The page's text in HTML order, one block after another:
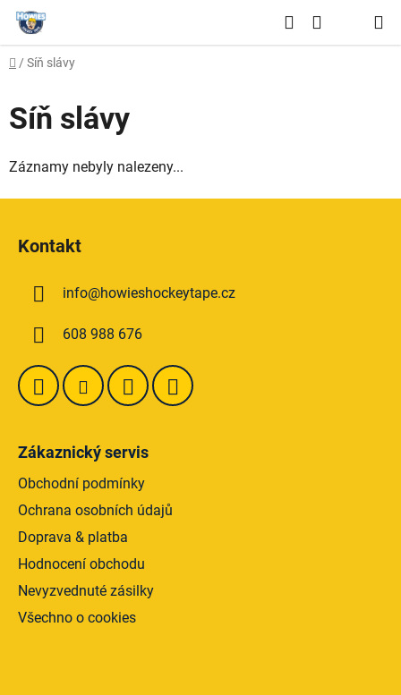
Přejít
obsah
Hledat
Domů
/ Síň slávy
Síň slávy
Záznamy nebyly nalezeny...
Kontakt
info@howieshockeytape.cz
608 988 676
Zákaznický servis
Obchodní podmínky
Ochrana osobních údajů
Doprava & platba
Hodnocení obchodu
Nevyzvednuté zásilky
Všechno o cookies